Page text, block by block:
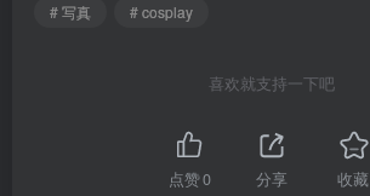
# 写真
# cosplay
喜欢就支持一下吧
点赞0 分享 收藏